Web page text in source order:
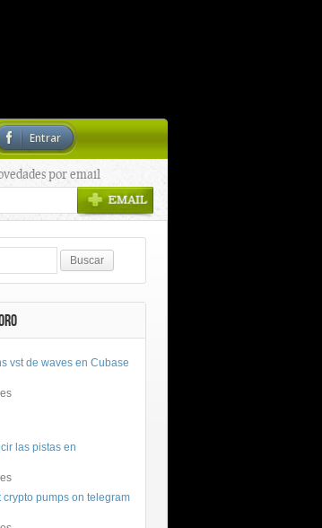
Entrar
por email
vst de waves en Cubase
las pistas en
crypto pumps on telegram